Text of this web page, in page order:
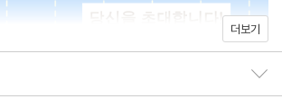
, 이 재료들을 일일이 식당의 조리사에게 확인하
일입니다. 그래서 은영 작가는 자연스레 자신을
은 시간을 쓰고 있습니다. 대충 먹는 일은 자기
하는 일처럼 여겨지기 때문이죠. 그래서 간단
동식 오이 냉국
, 짜장 국물 떡볶이
더보기